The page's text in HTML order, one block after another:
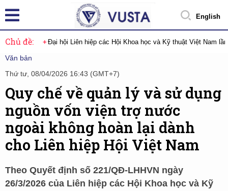
English
Chủ đề: Đại hội Liên hiệp các Hội Khoa học và Kỹ thuật Việt Nam
Văn bản
Thứ tư, 08/04/2026 16:43 (GMT+7)
Quy chế về quản lý và sử dụng
nguồn vốn viện trợ nước
ngoài không hoàn lại dành
cho Liên hiệp Hội Việt Nam
Theo Quyết định số 221/QĐ-LHHVN ngày
26/3/2026 của Liên hiệp các Hội Khoa học và Kỹ